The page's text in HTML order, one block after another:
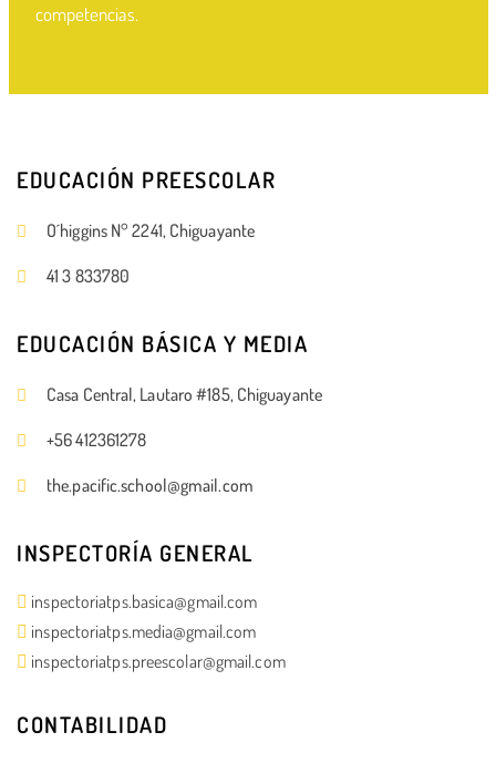
competencias.
EDUCACIÓN PREESCOLAR
O´higgins N° 2241, Chiguayante
41 3 833780
EDUCACIÓN BÁSICA Y MEDIA
Casa Central, Lautaro #185, Chiguayante
+56 412361278
the.pacific.school@gmail.com
INSPECTORÍA GENERAL
inspectoriatps.basica@gmail.com
inspectoriatps.media@gmail.com
inspectoriatps.preescolar@gmail.com
CONTABILIDAD